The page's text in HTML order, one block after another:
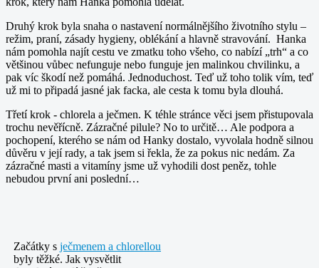
Druhý krok byla snaha o nastavení normálnějšího životního stylu –
režim, praní, zásady hygieny, oblékání a hlavně stravování. Hanka
nám pomohla najít cestu ve zmatku toho všeho, co nabízí „trh“ a co
většinou vůbec nefunguje nebo funguje jen malinkou chvilinku, a
pak víc škodí než pomáhá. Jednoduchost. Teď už toho tolik vím, teď
už mi to připadá jasné jak facka, ale cesta k tomu byla dlouhá.
Třetí krok - chlorela a ječmen. K téhle stránce věci jsem přistupovala
trochu nevěřícně. Zázračné pilule? No to určitě… Ale podpora a
pochopení, kterého se nám od Hanky dostalo, vyvolala hodně silnou
důvěru v její rady, a tak jsem si řekla, že za pokus nic nedám. Za
zázračné masti a vitamíny jsme už vyhodili dost peněz, tohle
nebudou první ani poslední…
Začátky s ječmenem a chlorellou
byly těžké. Jak vysvětlit